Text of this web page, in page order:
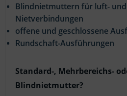
Blindnietmuttern für luft-
Nietverbindungen
offene und geschlossene
Rundschaft-Ausführungen
Standard-, Mehrbereichs-
Blindnietmutter?